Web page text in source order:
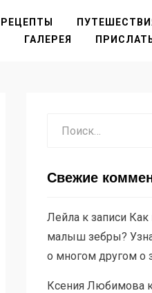
РЕЦЕПТЫ
ГАЛЕРЕЯ
Свежие
Лейлак записи Как
малыш зебры?
о многом другом о
Ксения Любимова